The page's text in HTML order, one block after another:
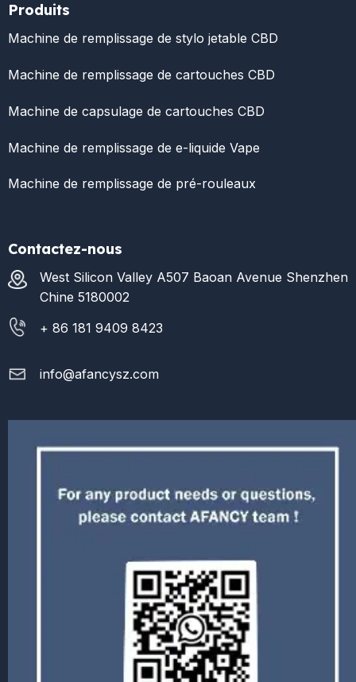
Produits
Machine de remplissage de stylo jetable CBD
Machine de remplissage de cartouches CBD
Machine de capsulage de cartouches CBD
Machine de remplissage de e-liquide Vape
Machine de remplissage de pré-rouleaux
Contactez-nous
West Silicon Valley A507 Baoan Avenue Shenzhen
Chine 5180002
+ 86 181 9409 8423
info@afancysz.com